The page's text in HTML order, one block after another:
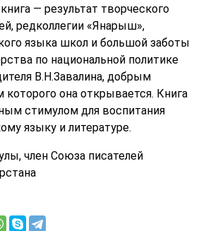
— результат творческого
редколлегии «Янарыш»,
языка школ и большой заботы
по национальной политике
В.Н.Завалина, добрым
она открывается. Книга
стимулом для воспитания
языку и литературе.
член Союза писателей